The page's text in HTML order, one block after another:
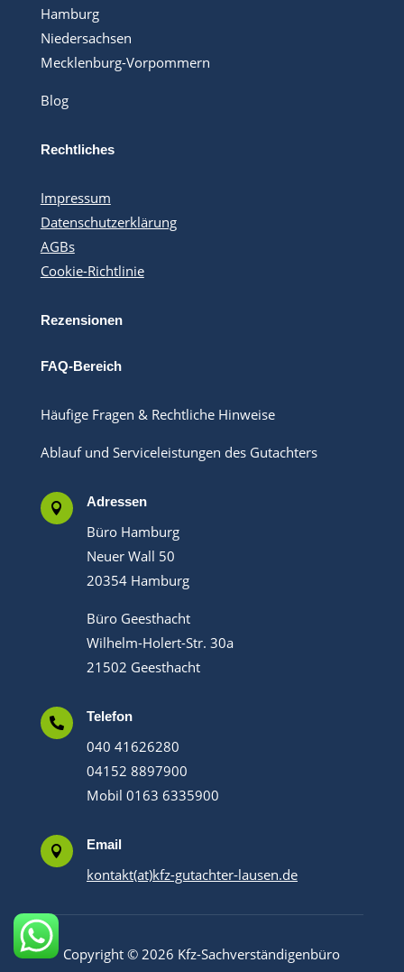
Hamburg
Niedersachsen
Mecklenburg-Vorpommern
Blog
Rechtliches
Impressum
Datenschutzerklärung
AGBs
Cookie-Richtlinie
Rezensionen
FAQ-Bereich
Häufige Fragen & Rechtliche Hinweise
Ablauf und Serviceleistungen des Gutachters
 Adressen
Büro Hamburg
Neuer Wall 50
20354 Hamburg
Büro Geesthacht
Wilhelm-Holert-Str. 30a
21502 Geesthacht
 Telefon
040 41626280
04152 8897900
Mobil 0163 6335900
 Email
kontakt(at)kfz-gutachter-lausen.de
Copyright © 2026 Kfz-Sachverständigenbüro